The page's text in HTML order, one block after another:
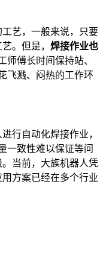
艺，一般来说，只要
。但是， 焊接作业也
师傅长时间保持站、
飞溅、闷热的工作环
行自动化焊接作业，
一致性难以保证等问
当前，大族机器人凭
方案已经在多个行业